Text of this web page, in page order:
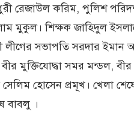
রেজাউল করিম, পুলিশ
মুকুল। শিক্ষক জাহিদুল
সভাপতি সরদার ইমান
মুক্তিযোদ্ধা সমর মন্ডল, বীর
সেলিম হোসেন প্রমূখ। খেলা
বাবলু ।